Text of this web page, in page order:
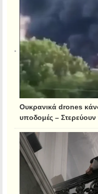
Ουκρανικά drones
υποδομές – Στερεύουν